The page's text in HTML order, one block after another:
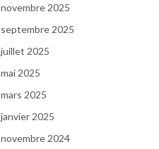
novembre 2025
septembre 2025
juillet 2025
mai 2025
mars 2025
janvier 2025
novembre 2024